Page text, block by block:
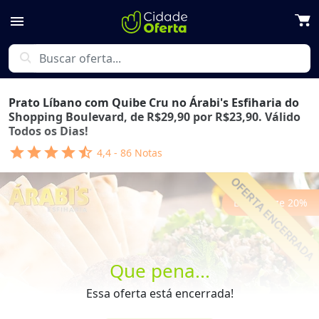
menu
search
Que pena...
Essa oferta está encerrada!
Prato Líbano com Quibe Cru no Árabi's Esfiharia do
Shopping Boulevard, de R$29,90 por R$23,90. Válido
Todos os Dias!
starstarstarstarstar_half 4,4 - 86 Notas
Economize 20%